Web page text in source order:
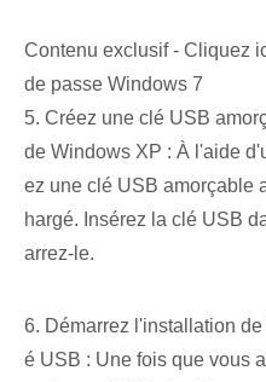
Contenu exclusif - Cliquez
de passe Windows 7
5. Créez une clé USB
de Windows XP : À l'aide
ez une clé USB amorçable
hargé. Insérez la clé USB
arrez-le.
6. Démarrez l'installation
é USB : Une fois que vous